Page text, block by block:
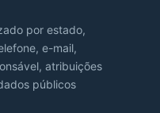
por estado,
e-mail,
atribuições
públicos